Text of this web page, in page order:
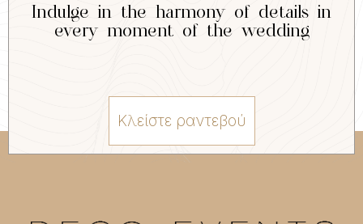
Indulge in the harmony of details in
every moment of the wedding
Κλείστε ραντεβού